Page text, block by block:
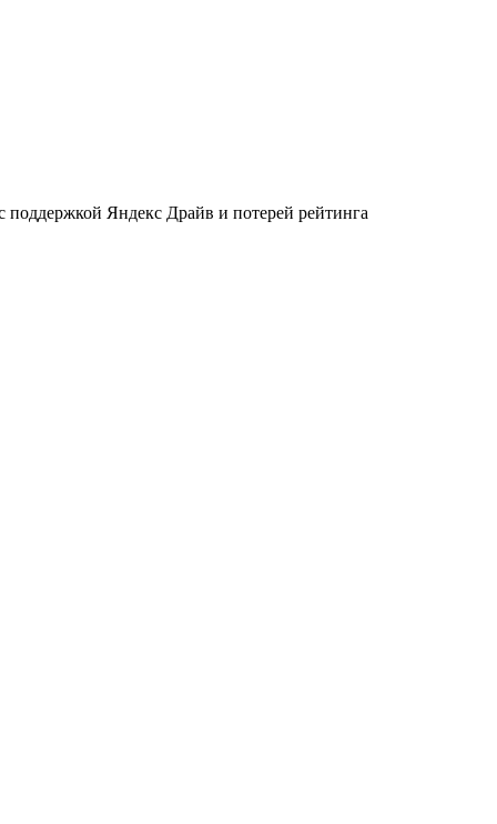
поддержкой Яндекс Драйв и потерей рейтинга